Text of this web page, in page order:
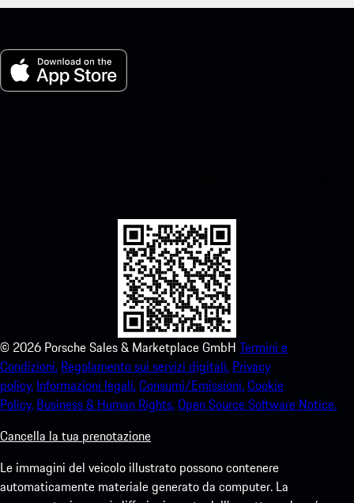
© 2026 Porsche Sales & Marketplace GmbH Termini e
Condizioni. Regolamento sui servizi digitali. Privacy
policy. Informazioni legali.Consumi/Emissioni.Cookie
Policy. Business & Human Rights.Open Source Software Notice.
Cancella la tua prenotazione
Le immagini del veicolo illustrato possono contenere
automaticamente materiale generato da computer. La